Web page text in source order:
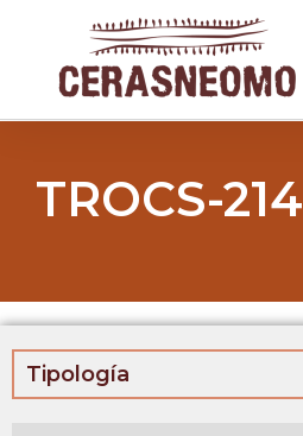
TROCS-214
Tipología